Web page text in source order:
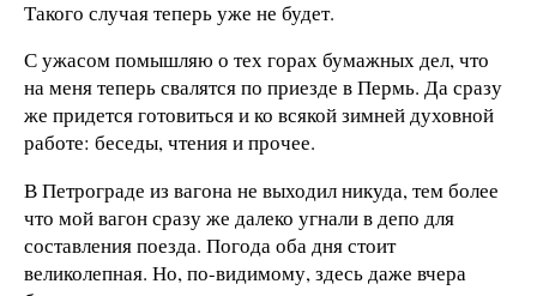
Такого случая теперь уже не будет.
С ужасом помышляю о тех горах бумажных дел, что
на меня теперь свалятся по приезде в Пермь. Да сразу
же придется готовиться и ко всякой зимней духовной
работе: беседы, чтения и прочее.
В Петрограде из вагона не выходил никуда, тем более
что мой вагон сразу же далеко угнали в депо для
составления поезда. Погода оба дня стоит
великолепная. Но, по-видимому, здесь даже вчера